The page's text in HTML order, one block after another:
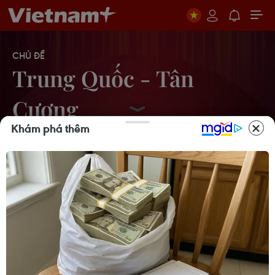
CHỦ ĐỀ
Trung Quốc - Tân
Cương
Trung Quốc: Nhiều Đảng viên tham
gia "khủng bố" tại Tân Cương
26/11/2015 03:10
40 phần tử nổi loạn chết trong hàng
Khám phá thêm